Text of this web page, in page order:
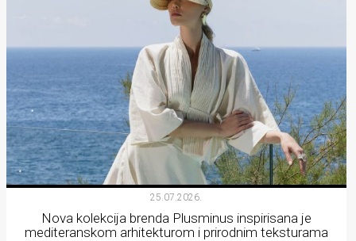
25.07.2026.
Nova kolekcija brenda Plusminus inspirisana je
mediteranskom arhitekturom i prirodnim teksturama